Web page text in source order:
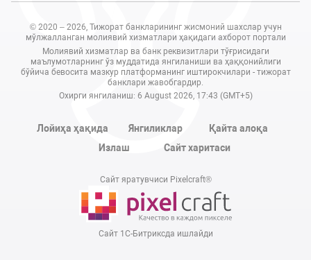
© 2020 – 2026, Тижорат банкларининг жисмоний шахслар учун
мўлжалланган молиявий хизматлари ҳақидаги ахборот портали
Молиявий хизматлар ва банк реквизитлари тўғрисидаги
маълумотларнинг ўз муддатида янгиланиши ва ҳаққонийлиги
бўйича бевосита мазкур платформанинг иштирокчилари - тижорат
банклари жавобгардир.
Охирги янгиланиш: 6 August 2026, 17:43 (GMT+5)
Лойиҳа ҳақида Янгиликлар
Қайта алоқа
Излаш
Сайт харитаси
Сайт яратувчиси Pixelcraft®
Сайт 1C-Битриксда ишлайди